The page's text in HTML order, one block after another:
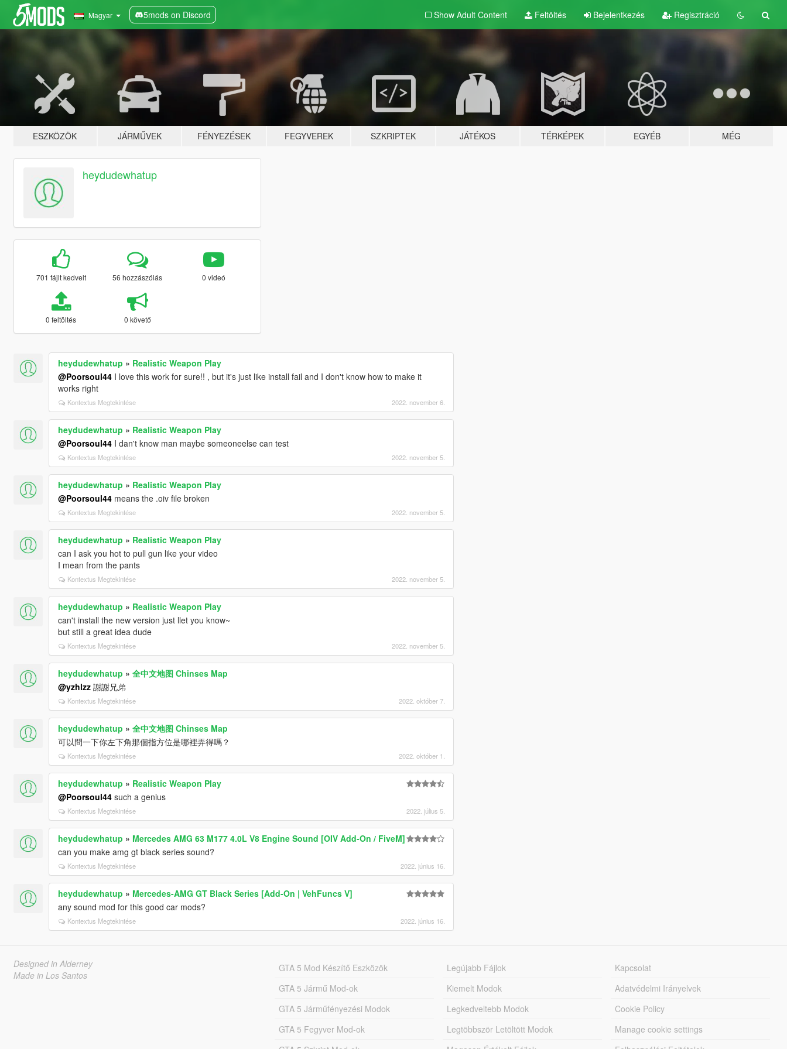
Magyar 5mods on Discord Show Adult Content Feltöltés Bejelentkezés Regisztráció
ESZKÖZÖK JÁRMŰVEK FÉNYEZÉSEK FEGYVEREK SZKRIPTEK JÁTÉKOS TÉRKÉPEK EGYÉB MÉG
heydudewhatup
701 fájlt kedvelt 56 hozzászólás 0 videó
0 feltöltés 0 követő
heydudewhatup » Realistic Weapon Play
@Poorsoul44I love this work for sure!! , but it's just like install fail and I don't know how to make it
works right
Kontextus Megtekintése 2022. november 6.
heydudewhatup » Realistic Weapon Play
@Poorsoul44I dan't know man maybe someoneelse can test
Kontextus Megtekintése 2022. november 5.
heydudewhatup » Realistic Weapon Play
@Poorsoul44means the .oiv file broken
Kontextus Megtekintése 2022. november 5.
heydudewhatup » Realistic Weapon Play
can I ask you hot to pull gun like your video
I mean from the pants
Kontextus Megtekintése 2022. november 5.
heydudewhatup » Realistic Weapon Play
can't install the new version just llet you know~
but still a great idea dude
Kontextus Megtekintése 2022. november 5.
heydudewhatup » 全中文地图 Chinses Map
@yzhlzz謝謝兄弟
Kontextus Megtekintése 2022. október 7.
heydudewhatup » 全中文地图 Chinses Map
可以問一下你左下角那個指方位是哪裡弄得嗎？
Kontextus Megtekintése 2022. október 1.
heydudewhatup » Realistic Weapon Play
@Poorsoul44such a genius
Kontextus Megtekintése 2022. július 5.
heydudewhatup » Mercedes AMG 63 M177 4.0L V8 Engine Sound [OIV Add-On / FiveM]
can you make amg gt black series sound?
Kontextus Megtekintése 2022. június 16.
heydudewhatup » Mercedes-AMG GT Black Series [Add-On | VehFuncs V]
any sound mod for this good car mods?
Kontextus Megtekintése 2022. június 16.
Designed in Alderney
Made in Los Santos
GTA 5 Mod Készítő Eszközök
GTA 5 Jármű Mod-ok
GTA 5 Járműfényezési Modok
GTA 5 Fegyver Mod-ok
Legújabb Fájlok
Kiemelt Modok
Legkedveltebb Modok
Legtöbbször Letöltött Modok
Kapcsolat
Adatvédelmi Irányelvek
Cookie Policy
Manage cookie settings